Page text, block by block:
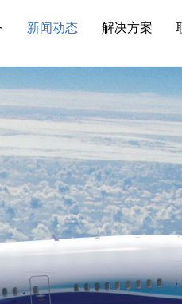
新闻动态 解决方案